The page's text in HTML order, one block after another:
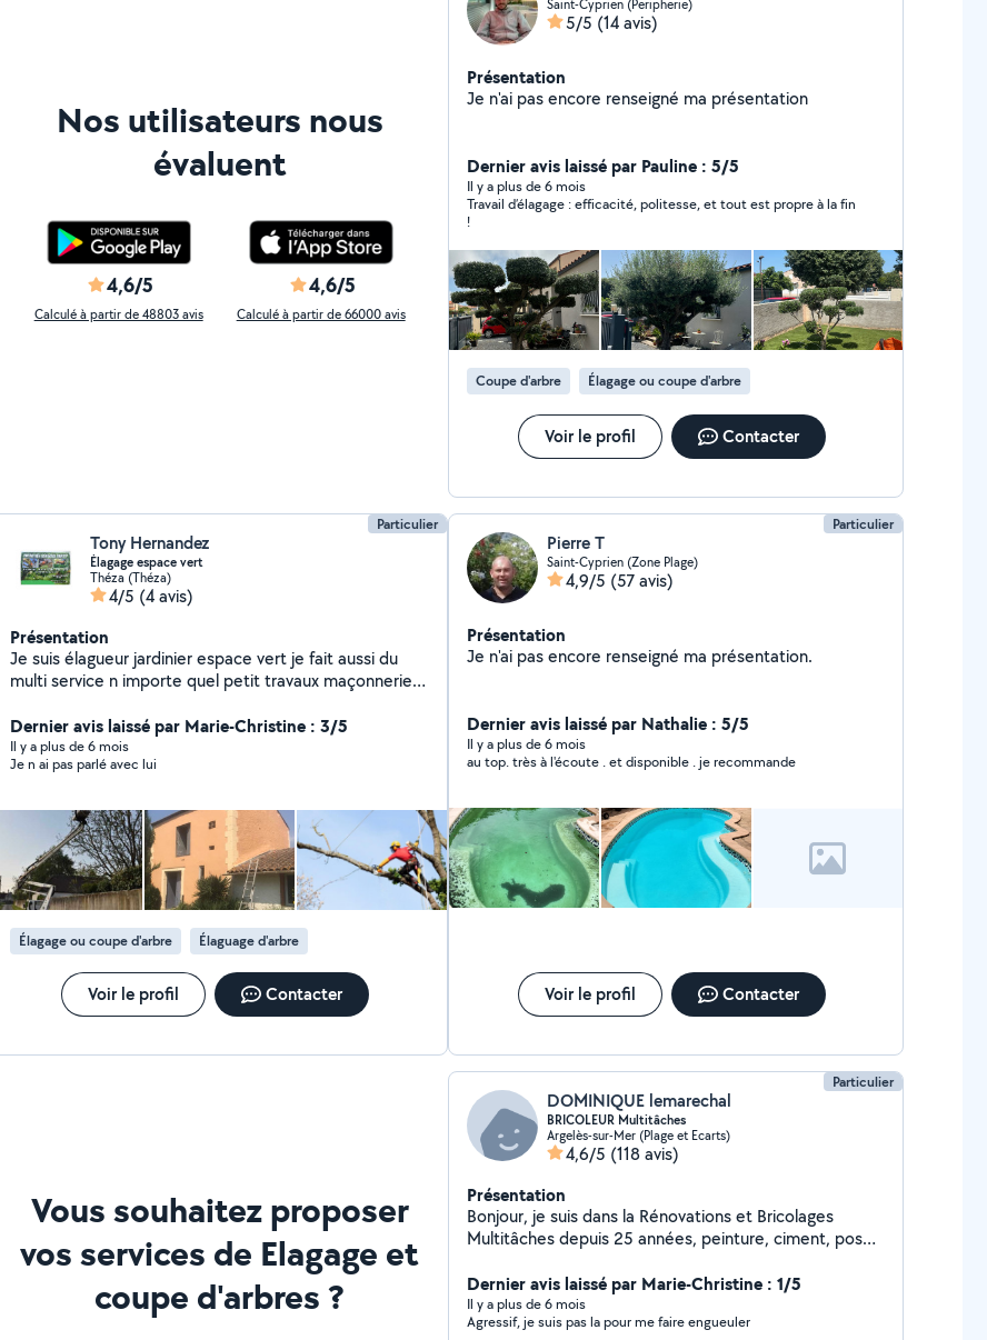
Nos utilisateurs nous
évaluent
4,6/5
Calculé à partir de 48803 avis
4,6/5
Calculé à partir de 66000 avis
Saint-Cyprien (Peripherie)
5/5 (14 avis)
Présentation
Je n'ai pas encore renseigné ma présentation
Dernier avis laissé par Pauline : 5/5
Il y a plus de 6 mois
Travail d’élagage : efficacité, politesse, et tout est propre à la fin
!
Coupe d'arbre Élagage ou coupe d'arbre
Voir le profil Contacter
Particulier
Tony Hernandez
Élagage espace vert
Théza (Théza)
4/5 (4 avis)
Présentation
Je suis élagueur jardinier espace vert je fait aussi du
multi service n importe quel petit travaux maçonnerie
Dernier avis laissé par Marie-Christine : 3/5
Il y a plus de 6 mois
Je n ai pas parlé avec lui
Élagage ou coupe d'arbre Élaguage d'arbre
Voir le profil Contacter
Particulier
Pierre T
Saint-Cyprien (Zone Plage)
4,9/5 (57 avis)
Présentation
Je n'ai pas encore renseigné ma présentation.
Dernier avis laissé par Nathalie : 5/5
Il y a plus de 6 mois
au top. très à l'écoute . et disponible . je recommande
Voir le profil Contacter
Vous souhaitez proposer
vos services de Elagage et
coupe d'arbres ?
Particulier
DOMINIQUE lemarechal
BRICOLEUR Multitâches
Argelès-sur-Mer (Plage et Ecarts)
4,6/5 (118 avis)
Présentation
Bonjour, je suis dans la Rénovations et Bricolages
Multitâches depuis 25 années, peinture, ciment, posé
plâtres, Electricité, Plomberie, Bois, jardinage et
Autres..... pour tout travaux divers travail soignier et
sérieux honnêtes et très discret
Dernier avis laissé par Marie-Christine : 1/5
Il y a plus de 6 mois
Agressif, je suis pas la pour me faire engueuler